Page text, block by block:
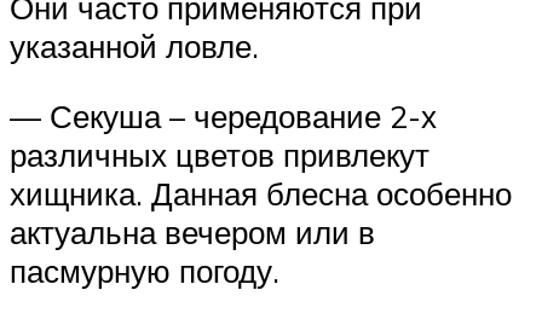
указанной ловле.
— Секуша – чередование 2-х
различных цветов привлекут
хищника. Данная блесна особенно
актуальна вечером или в
пасмурную погоду.